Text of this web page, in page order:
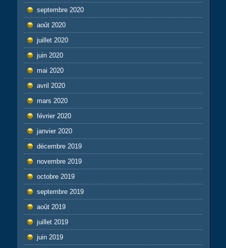
septembre 2020
août 2020
juillet 2020
juin 2020
mai 2020
avril 2020
mars 2020
février 2020
janvier 2020
décembre 2019
novembre 2019
octobre 2019
septembre 2019
août 2019
juillet 2019
juin 2019